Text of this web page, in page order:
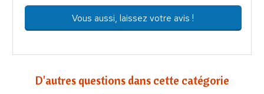
Vous aussi, laissez votre avis !
D'autres questions dans cette catégorie